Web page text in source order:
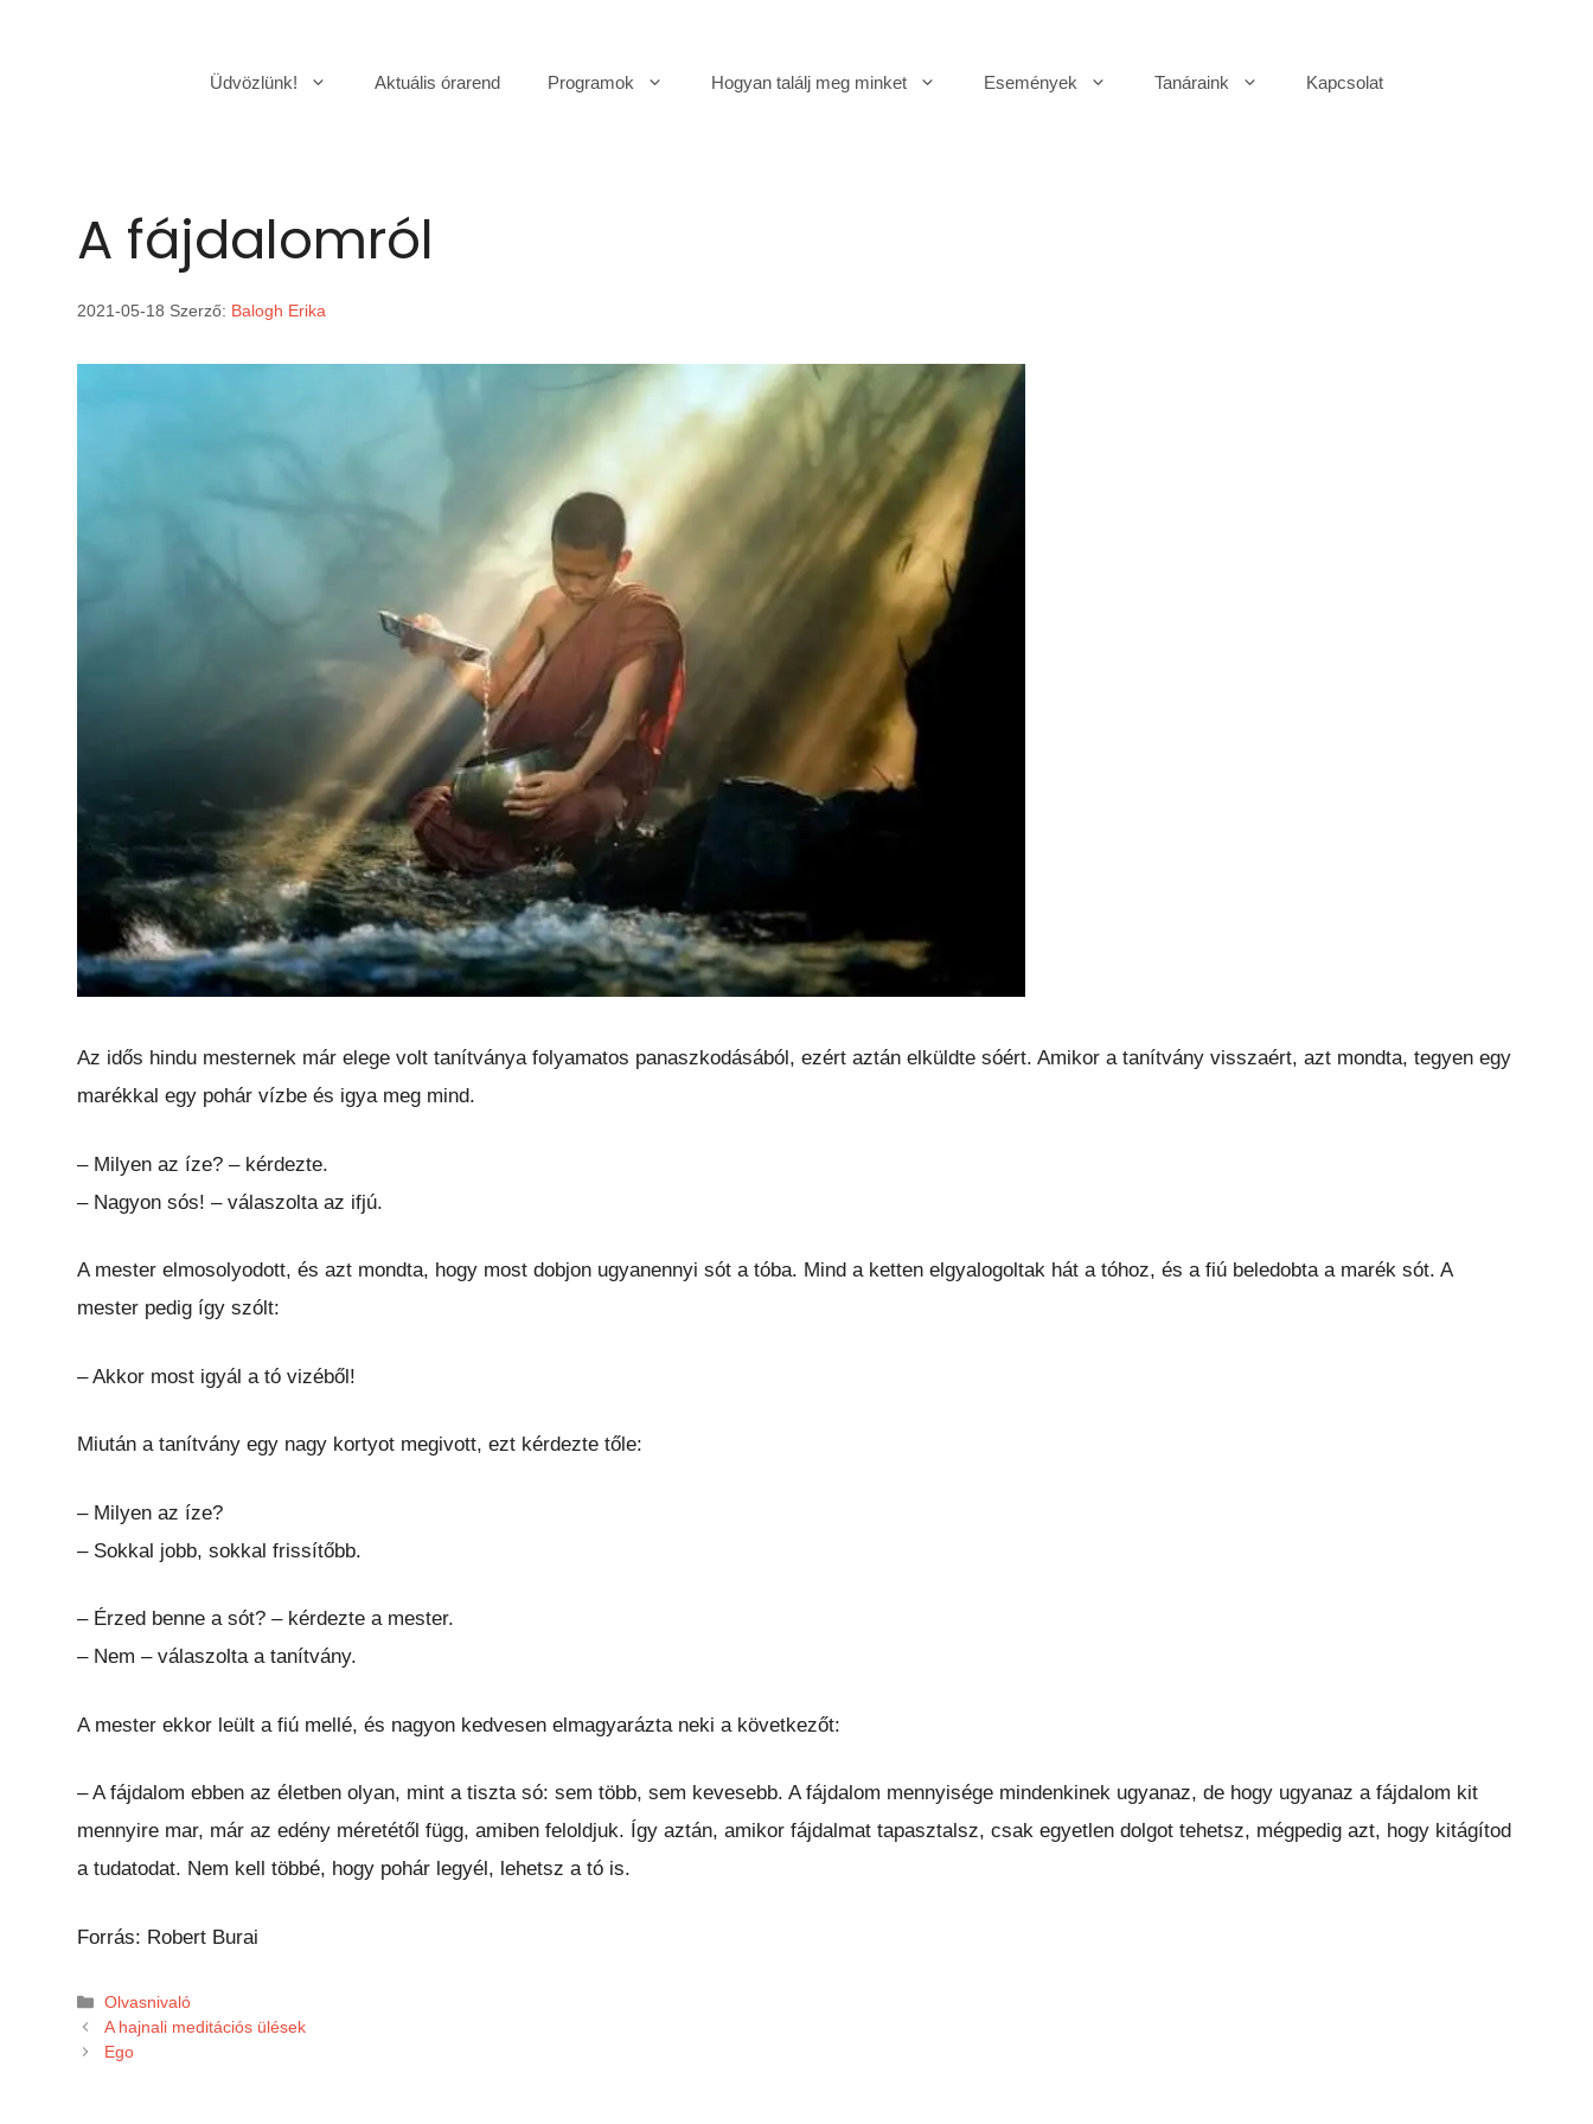
Üdvözlünk! Aktuális órarend Programok Hogyan találj meg minket Események Tanáraink Kapcsolat
A fájdalomról
2021-05-18 Szerző: Balogh Erika
Az idős hindu mesternek már elege volt tanítványa folyamatos panaszkodásából, ezért aztán elküldte sóért. Amikor a tanítvány visszaért, azt mondta, tegyen egy
marékkal egy pohár vízbe és igya meg mind.
– Milyen az íze? – kérdezte.
– Nagyon sós! – válaszolta az ifjú.
A mester elmosolyodott, és azt mondta, hogy most dobjon ugyanennyi sót a tóba. Mind a ketten elgyalogoltak hát a tóhoz, és a fiú beledobta a marék sót. A
mester pedig így szólt:
– Akkor most igyál a tó vizéből!
Miután a tanítvány egy nagy kortyot megivott, ezt kérdezte tőle:
– Milyen az íze?
– Sokkal jobb, sokkal frissítőbb.
– Érzed benne a sót? – kérdezte a mester.
– Nem – válaszolta a tanítvány.
A mester ekkor leült a fiú mellé, és nagyon kedvesen elmagyarázta neki a következőt:
– A fájdalom ebben az életben olyan, mint a tiszta só: sem több, sem kevesebb. A fájdalom mennyisége mindenkinek ugyanaz, de hogy ugyanaz a fájdalom kit
mennyire mar, már az edény méretétől függ, amiben feloldjuk. Így aztán, amikor fájdalmat tapasztalsz, csak egyetlen dolgot tehetsz, mégpedig azt, hogy kitágítod
a tudatodat. Nem kell többé, hogy pohár legyél, lehetsz a tó is.
Forrás: Robert Burai
Kategória
Olvasnivaló
A hajnali meditációs ülések
Ego